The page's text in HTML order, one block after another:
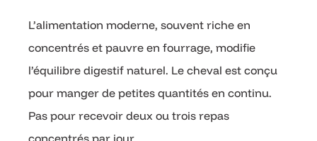
L’alimentation moderne, souvent riche en
concentrés et pauvre en fourrage, modifie
l’équilibre digestif naturel. Le cheval est conçu
pour manger de petites quantités en continu.
Pas pour recevoir deux ou trois repas
concentrés par jour.